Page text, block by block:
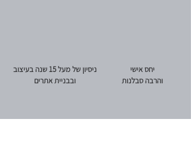
ניסיון של מעל 15 שנה בעיצוב
ובבניית אתרים
יחס אישי
והרבה סבלנות